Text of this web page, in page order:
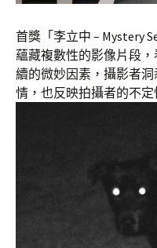
首獎「李立中 – Mystery
蘊藏複數性的影像片段
續的微妙因素，攝影者
情，也反映拍攝者的不定